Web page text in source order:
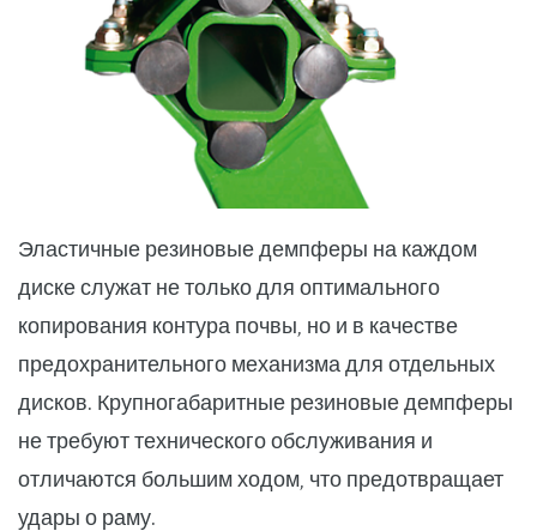
Эластичные резиновые демпферы на каждом
диске служат не только для оптимального
копирования контура почвы, но и в качестве
предохранительного механизма для отдельных
дисков. Крупногабаритные резиновые демпферы
не требуют технического обслуживания и
отличаются большим ходом, что предотвращает
удары о раму.